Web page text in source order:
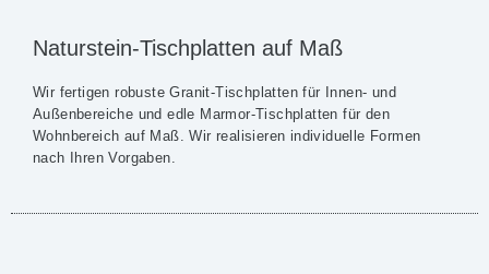
Naturstein-Tischplatten auf Maß
Wir fertigen robuste Granit-Tischplatten für Innen- und
Außenbereiche und edle Marmor-Tischplatten für den
Wohnbereich auf Maß. Wir realisieren individuelle Formen
nach Ihren Vorgaben.